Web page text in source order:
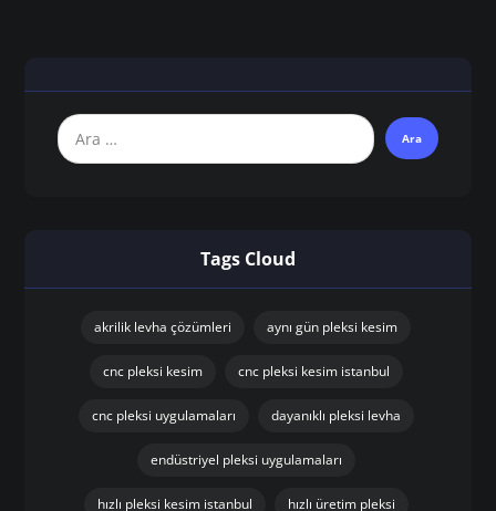
Tags Cloud
akrilik levha çözümleri aynı gün pleksi kesim
cnc pleksi kesim cnc pleksi kesim istanbul
cnc pleksi uygulamaları dayanıklı pleksi levha
endüstriyel pleksi uygulamaları
hızlı pleksi kesim istanbul hızlı üretim pleksi